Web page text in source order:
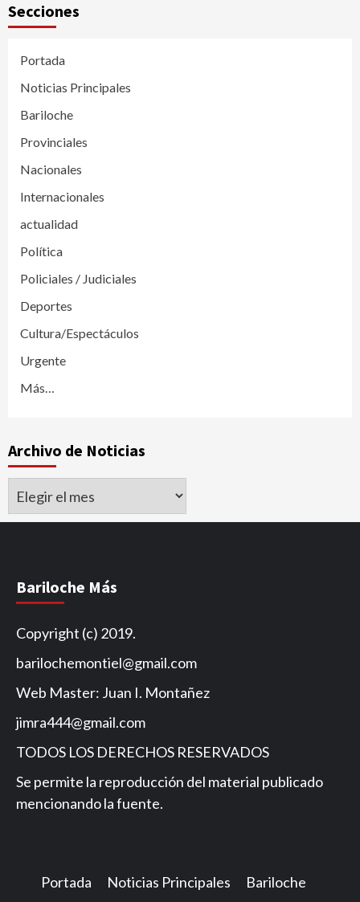
Secciones
Portada
Noticias Principales
Bariloche
Provinciales
Nacionales
Internacionales
actualidad
Política
Policiales / Judiciales
Deportes
Cultura/Espectáculos
Urgente
Más…
Archivo de Noticias
Archivo
Bariloche Más
Copyright (c) 2019.
barilochemontiel@gmail.com
Web Master: Juan I. Montañez
jimra444@gmail.com
TODOS LOS DERECHOS RESERVADOS
Se permite la reproducción del material publicado
mencionando la fuente.
Portada Noticias Principales Bariloche